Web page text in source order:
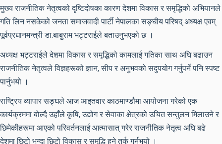
मुख्य राजनीतिक नेतृत्वको दृष्टिदोषका कारण देशमा विकास र समृद्धिको अभियानले
गति लिन नसकेको जनता समाजवादी पार्टी नेपालका सङ्घीय परिषद् अध्यक्ष एवम्
पूर्वप्रधानमन्त्री डा.बाबुराम भट्टराईले बताउनुभएको छ ।
अध्यक्ष भट्टराईले देशमा विकास र समृद्धिको कामलाई गतिका साथ अघि बढाउन
राजनीतिक नेतृत्वले विज्ञहरूको ज्ञान, सीप र अनुभवको सदुपयोग गर्नुपर्ने पनि स्पष्ट
पार्नुभयो ।
राष्ट्रिय व्यापार सङ्घले आज आइतवार काठमाण्डौमा आयोजना गरेको एक
कार्यक्रममा बोल्दै उहाँले कृषि, उद्योग र सेवाका क्षेत्रको उचित सन्तुलन मिलाउने र
छिमेकीहरूमा आएको परिवर्तनलाई आत्मासात् गरेर राजनीतिक नेतृत्व अघि बढे
देशमा छिटो भन्दा छिटो विकास र समृद्धि हुने तर्क गर्नुभयो ।